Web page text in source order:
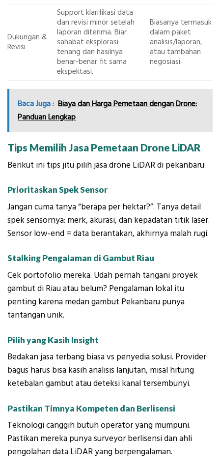
Dukungan &
Revisi
Support klarifikasi data
dan revisi minor setelah
laporan diterima. Biar
sahabat eksplorasi
tenang dan hasilnya
benar-benar fit sama
ekspektasi.
Biasanya termasuk
dalam paket
analisis/laporan,
atau tambahan
negosiasi.
Baca Juga : Biaya dan Harga Pemetaan dengan Drone:
Panduan Lengkap
Tips Memilih Jasa Pemetaan Drone LiDAR
Berikut ini tips jitu pilih jasa drone LiDAR di pekanbaru:
Prioritaskan Spek Sensor
Jangan cuma tanya “berapa per hektar?”. Tanya detail
spek sensornya: merk, akurasi, dan kepadatan titik laser.
Sensor low-end = data berantakan, akhirnya malah rugi.
Stalking Pengalaman di Gambut Riau
Cek portofolio mereka. Udah pernah tangani proyek
gambut di Riau atau belum? Pengalaman lokal itu
penting karena medan gambut Pekanbaru punya
tantangan unik.
Pilih yang Kasih Insight
Bedakan jasa terbang biasa vs penyedia solusi. Provider
bagus harus bisa kasih analisis lanjutan, misal hitung
ketebalan gambut atau deteksi kanal tersembunyi.
Pastikan Timnya Kompeten dan Berlisensi
Teknologi canggih butuh operator yang mumpuni.
Pastikan mereka punya surveyor berlisensi dan ahli
pengolahan data LiDAR yang berpengalaman.